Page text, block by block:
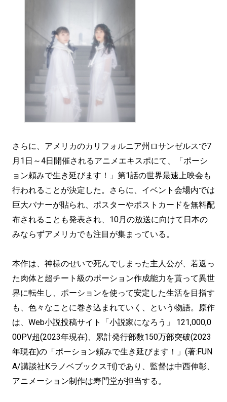
さらに、アメリカのカリフォルニア州ロサンゼルスで7
月1日～4日開催されるアニメエキスポにて、「ポーシ
ョン頼みで生き延びます！」第1話の世界最速上映会も
行われることが決定した。さらに、イベント会場内では
巨大バナーが貼られ、ポスターやポストカードを無料配
布されることも発表され、10月の放送に向けて日本の
みならずアメリカでも注目が集まっている。
本作は、神様のせいで死んでしまった主人公が、若返っ
た肉体と超チート級のポーション作成能力を貰って異世
界に転生し、ポーションを使って安定した生活を目指す
も、色々なことに巻き込まれていく、という物語。原作
は、Web小説投稿サイト「小説家になろう」 121,000,0
00PV超(2023年現在)、累計発行部数150万部突破(2023
年現在)の「ポーション頼みで生き延びます！」(著:FUN
A/講談社Kラノベブックス刊)であり、監督は中西伸彰、
アニメーション制作は寿門堂が担当する。